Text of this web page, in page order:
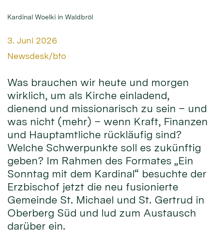
Kardinal Woelki in Waldbröl
Datum:
3. Juni 2026
Von:
Newsdesk/bto
Was brauchen wir heute und morgen
wirklich, um als Kirche einladend,
dienend und missionarisch zu sein – und
was nicht (mehr) – wenn Kraft, Finanzen
und Hauptamtliche rückläufig sind?
Welche Schwerpunkte soll es zukünftig
geben? Im Rahmen des Formates „Ein
Sonntag mit dem Kardinal“ besuchte der
Erzbischof jetzt die neu fusionierte
Gemeinde St. Michael und St. Gertrud in
Oberberg Süd und lud zum Austausch
darüber ein.